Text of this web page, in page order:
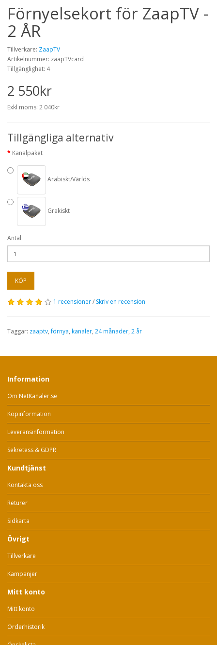
Förnyelsekort för ZaapTV -
2 ÅR
Tillverkare: ZaapTV
Artikelnummer: zaapTVcard
Tillgänglighet: 4
2 550kr
Exkl moms: 2 040kr
Tillgängliga alternativ
Kanalpaket
Arabiskt/Världs
Grekiskt
Antal
KÖP
1 recensioner/ Skriv en recension
Taggar: zaaptv,förnya, kanaler, 24 månader, 2 år
Information
Om NetKanaler.se
Köpinformation
Leveransinformation
Sekretess & GDPR
Kundtjänst
Kontakta oss
Returer
Sidkarta
Övrigt
Tillverkare
Kampanjer
Mitt konto
Mitt konto
Orderhistorik